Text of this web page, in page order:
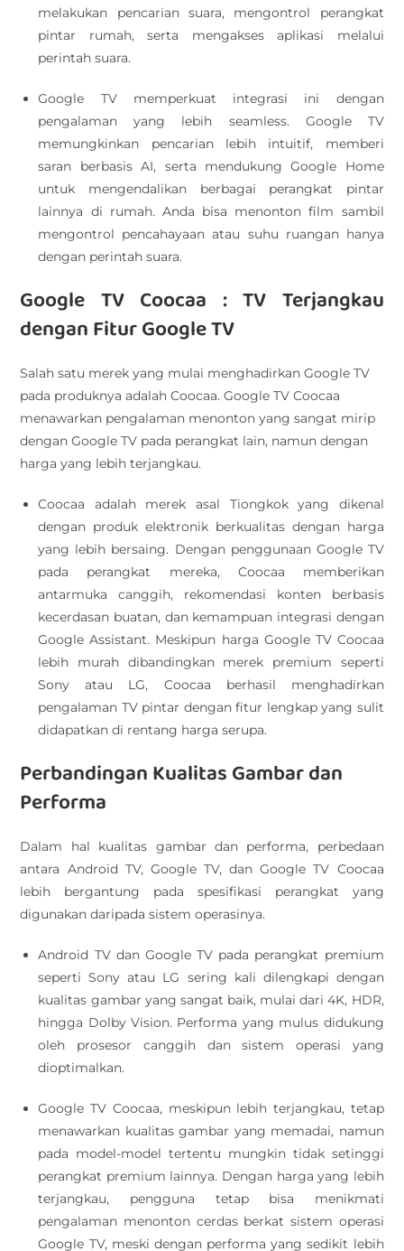
melakukan pencarian suara, mengontrol perangkat
pintar rumah, serta mengakses aplikasi melalui
perintah suara.
Google TV memperkuat integrasi ini dengan
pengalaman yang lebih seamless. Google TV
memungkinkan pencarian lebih intuitif, memberi
saran berbasis AI, serta mendukung Google Home
untuk mengendalikan berbagai perangkat pintar
lainnya di rumah. Anda bisa menonton film sambil
mengontrol pencahayaan atau suhu ruangan hanya
dengan perintah suara.
Google TV Coocaa : TV Terjangkau
dengan Fitur Google TV
Salah satu merek yang mulai menghadirkan Google TV
pada produknya adalah Coocaa. Google TV Coocaa
menawarkan pengalaman menonton yang sangat mirip
dengan Google TV pada perangkat lain, namun dengan
harga yang lebih terjangkau.
Coocaa adalah merek asal Tiongkok yang dikenal
dengan produk elektronik berkualitas dengan harga
yang lebih bersaing. Dengan penggunaan Google TV
pada perangkat mereka, Coocaa memberikan
antarmuka canggih, rekomendasi konten berbasis
kecerdasan buatan, dan kemampuan integrasi dengan
Google Assistant. Meskipun harga Google TV Coocaa
lebih murah dibandingkan merek premium seperti
Sony atau LG, Coocaa berhasil menghadirkan
pengalaman TV pintar dengan fitur lengkap yang sulit
didapatkan di rentang harga serupa.
Perbandingan Kualitas Gambar dan
Performa
Dalam hal kualitas gambar dan performa, perbedaan
antara Android TV, Google TV, dan Google TV Coocaa
lebih bergantung pada spesifikasi perangkat yang
digunakan daripada sistem operasinya.
Android TV dan Google TV pada perangkat premium
seperti Sony atau LG sering kali dilengkapi dengan
kualitas gambar yang sangat baik, mulai dari 4K, HDR,
hingga Dolby Vision. Performa yang mulus didukung
oleh prosesor canggih dan sistem operasi yang
dioptimalkan.
Google TV Coocaa, meskipun lebih terjangkau, tetap
menawarkan kualitas gambar yang memadai, namun
pada model-model tertentu mungkin tidak setinggi
perangkat premium lainnya. Dengan harga yang lebih
terjangkau, pengguna tetap bisa menikmati
pengalaman menonton cerdas berkat sistem operasi
Google TV, meski dengan performa yang sedikit lebih